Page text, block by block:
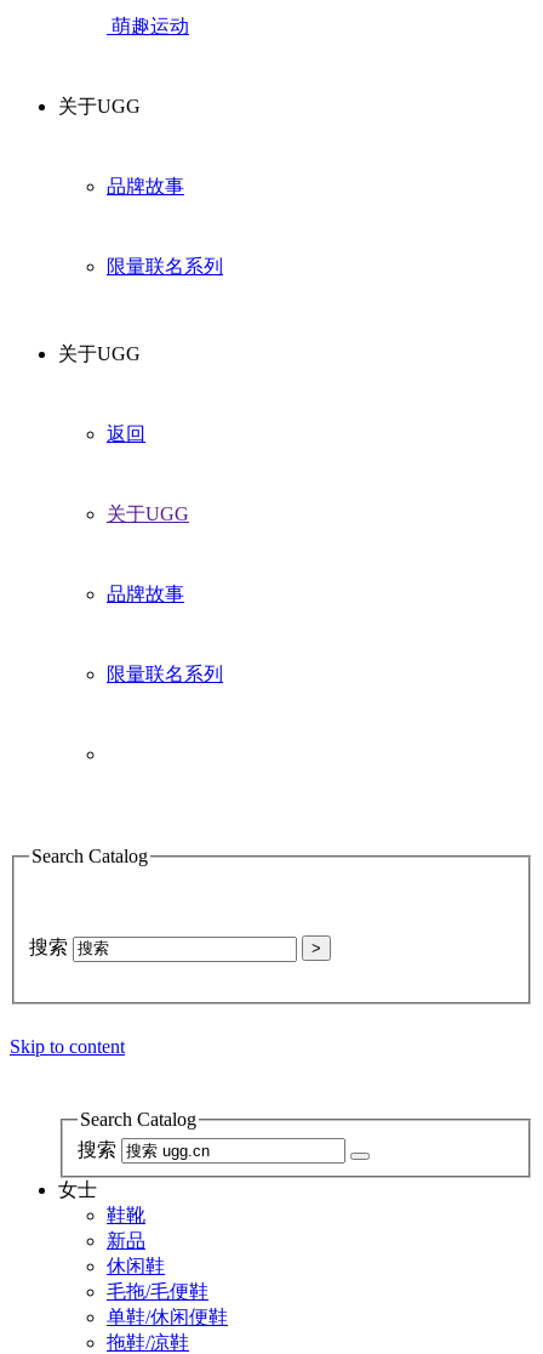
萌趣运动
关于UGG
品牌故事
限量联名系列
关于UGG
返回
关于UGG
品牌故事
限量联名系列
Search Catalog
搜索 >
Skip to content
Search Catalog
搜索
女士
鞋靴
新品
休闲鞋
毛拖/毛便鞋
单鞋/休闲便鞋
拖鞋/凉鞋